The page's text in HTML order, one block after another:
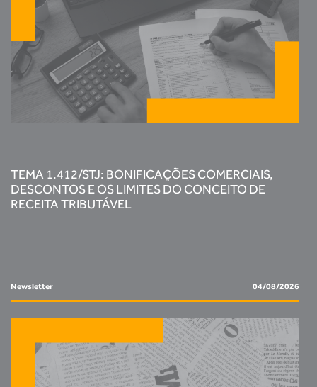
TEMA 1.412/STJ: BONIFICAÇÕES COMERCIAIS,
DESCONTOS E OS LIMITES DO CONCEITO DE
RECEITA TRIBUTÁVEL
Newsletter 04/08/2026